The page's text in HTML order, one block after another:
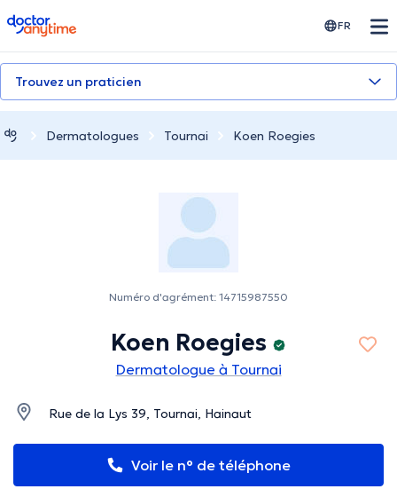
doctoranytime FR
Trouvez un praticien
Dermatologues Tournai Koen Roegies
Numéro d'agrément: 14715987550
Koen Roegies
Dermatologue à Tournai
Rue de la Lys 39, Tournai, Hainaut
Voir le n° de téléphone